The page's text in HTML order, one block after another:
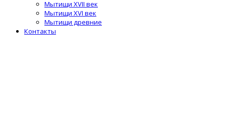
Мытищи XVII век
Мытищи XVI век
Мытищи древние
Контакты